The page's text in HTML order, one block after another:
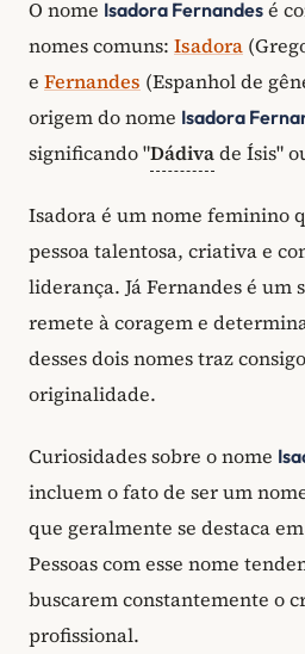
O nome Isadora Fernandes é
nomes comuns: Isadora
e Fernandes (Espanhol de
origem do nome Isadora
significando "Dádivade Ísis"
Isadora é um nome feminino
pessoa talentosa, criativa e
liderança. Já Fernandes é um
remete à coragem e
desses dois nomes traz
originalidade.
Curiosidades sobre o nome
incluem o fato de ser um
que geralmente se destaca
Pessoas com esse nome
buscarem constantemente o
profissional.